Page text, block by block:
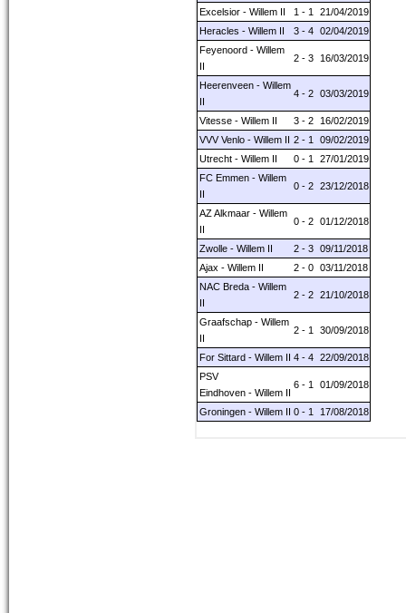
Excelsior - Willem II
1 - 1
21/04/2019
Heracles - Willem II
3 - 4 02/04/2019
Feyenoord - Willem
II
2 - 3 16/03/2019
Heerenveen - Willem
II
4 - 2 03/03/2019
Vitesse - Willem II 3 - 2
16/02/2019
VVV Venlo - Willem II 2 - 1
09/02/2019
Utrecht - Willem II
0 - 1
27/01/2019
FC Emmen - Willem
II
0 - 2 23/12/2018
AZ Alkmaar - Willem
II
0 - 2 01/12/2018
Zwolle - Willem II 2 - 3 09/11/2018
Ajax - Willem II
2 - 0 03/11/2018
NAC Breda - Willem
II
2 - 2 21/10/2018
Graafschap - Willem
II
2 - 1 30/09/2018
For Sittard - Willem II 4 - 4 22/09/2018
PSV
Eindhoven - Willem II
6 - 1 01/09/2018
Groningen - Willem II 0 - 1 17/08/2018